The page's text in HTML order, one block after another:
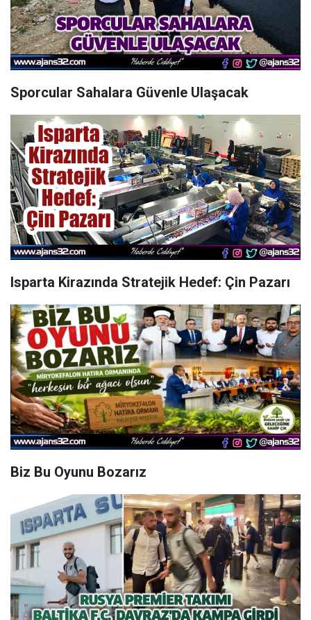
Sporcular Sahalara Güvenle Ulaşacak
Isparta Kirazında Stratejik Hedef: Çin Pazarı
Biz Bu Oyunu Bozarız